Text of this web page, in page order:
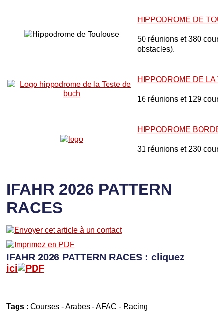
HIPPODROME DE
50 réunions et 380
obstacles).
HIPPODROME DE LA
16 réunions et 129
HIPPODROME
31 réunions et 230
IFAHR 2026 PATTERN
RACES
IFAHR 2026 PATTERN RACES : cliquez
ici
Tags: Courses-Arabes-AFAC - Racing